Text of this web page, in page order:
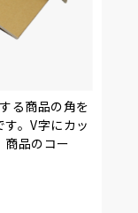
る商品の角を
。V字にカッ
商品のコー